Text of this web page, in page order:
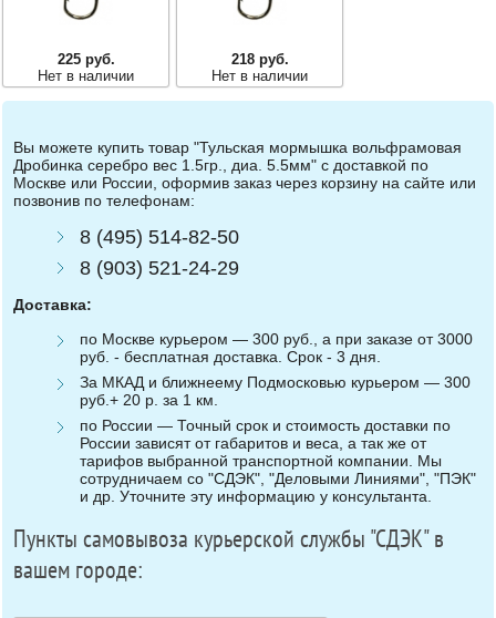
225 руб.
Нет в наличии
218 руб.
Нет в наличии
Вы можете купить товар "Тульская мормышка вольфрамовая
Дробинка серебро вес 1.5гр., диа. 5.5мм" с доставкой по
Москве или России, оформив заказ через корзину на сайте или
позвонив по телефонам:
8 (495) 514-82-50
8 (903) 521-24-29
Доставка:
по Москве курьером — 300 руб., а при заказе от 3000
руб. - бесплатная доставка. Срок - 3 дня.
За МКАД и ближнеему Подмосковью курьером — 300
руб.+ 20 р. за 1 км.
по России — Точный срок и стоимость доставки по
России зависят от габаритов и веса, а так же от
тарифов выбранной транспортной компании. Мы
сотрудничаем со "СДЭК", "Деловыми Линиями", "ПЭК"
и др. Уточните эту информацию у консультанта.
Пункты самовывоза курьерской службы "СДЭК" в
вашем городе: